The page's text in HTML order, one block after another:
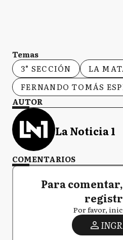
Temas
3° SECCIÓN
LA
FERNANDO TOMÁS
AUTOR
La Noticia 1
COMENTARIOS
Para
Por favor,